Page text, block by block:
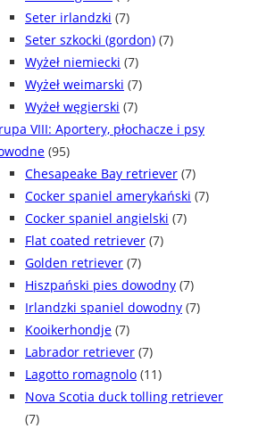
Seter irlandzki (7)
Seter szkocki (gordon) (7)
Wyżeł niemiecki (7)
Wyżeł weimarski (7)
Wyżeł węgierski (7)
VIII: Aportery, płochacze i psy
(95)
Chesapeake Bay retriever (7)
Cocker spaniel amerykański (7)
Cocker spaniel angielski (7)
Flat coated retriever (7)
Golden retriever (7)
Hiszpański pies dowodny (7)
Irlandzki spaniel dowodny (7)
Kooikerhondje (7)
Labrador retriever (7)
Lagotto romagnolo (11)
Nova Scotia duck tolling retriever
(7)